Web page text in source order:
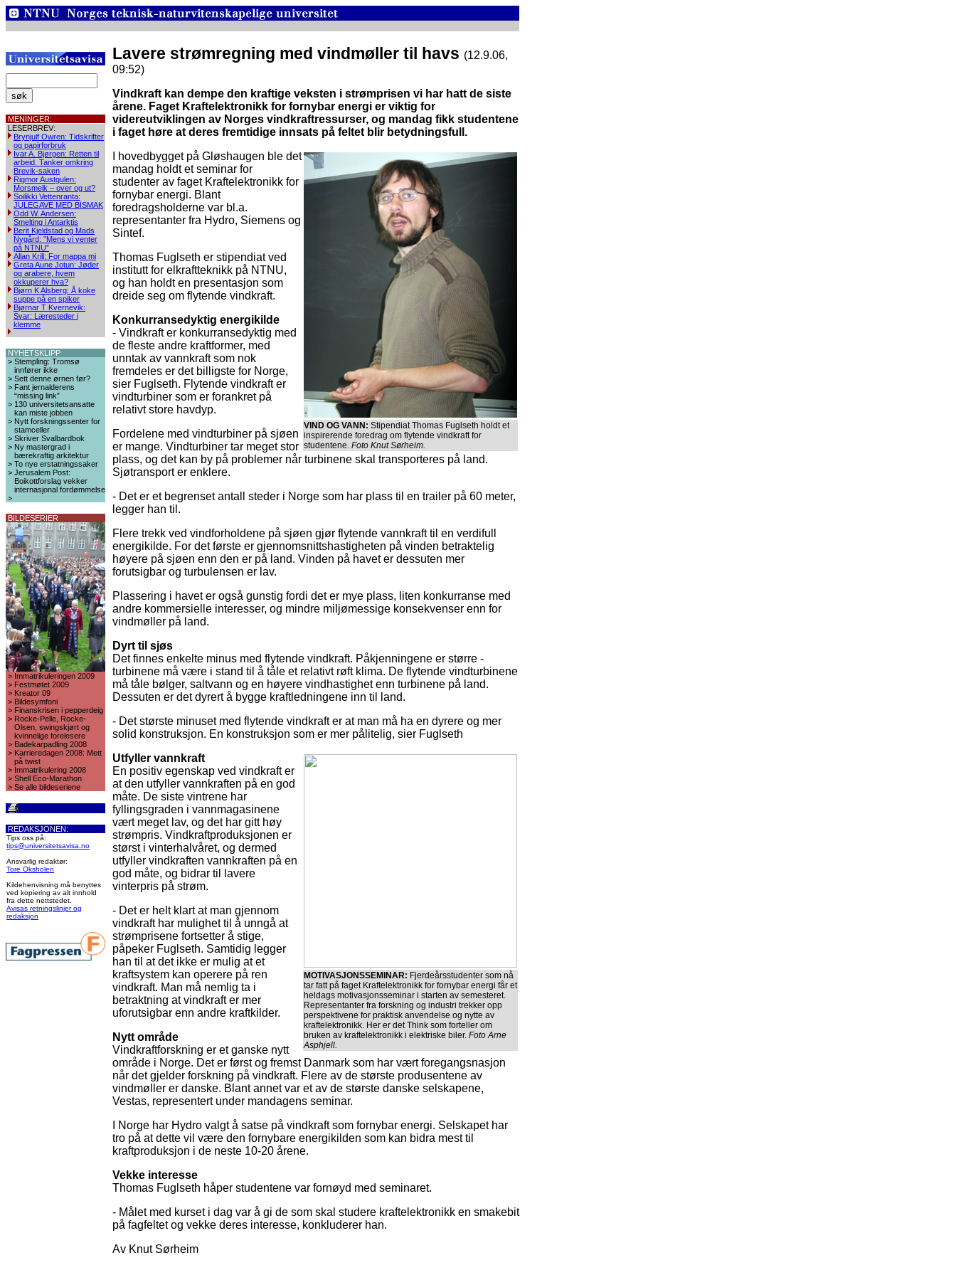
MENINGER:
LESERBREV:
Brynjulf Owren: Tidskrifter
og papirforbruk
Ivar A. Bjørgen: Retten til
arbeid. Tanker omkring
Brevik-saken
Rigmor Austgulen:
Morsmelk – over og ut?
Soilikki Vettenranta:
JULEGAVE MED BISMAK
Odd W. Andersen:
Smelting i Antarktis
Berit Kjeldstad og Mads
Nygård: ”Mens vi venter
på NTNU”
Allan Krill: For mappa mi
Greta Aune Jotun: Jøder
og arabere, hvem
okkuperer hva?
Bjørn K Alsberg: Å koke
suppe på en spiker
Bjørnar T Kvernevik:
Svar: Læresteder i
klemme
NYHETSKLIPP
> Stempling: Tromsø
innfører ikke
> Sett denne ørnen før?
> Fant jernalderens
“missing link”
> 130 universitetsansatte
kan miste jobben
> Nytt forskningssenter for
stamceller
> Skriver Svalbardbok
> Ny mastergrad i
bærekraftig arkitektur
> To nye erstatningssaker
> Jerusalem Post:
Boikottforslag vekker
internasjonal fordømmelse
>
BILDESERIER
> Immatrikuleringen 2009
> Festmøtet 2009
> Kreator 09
> Bildesymfoni
> Finanskrisen i pepperdeig
> Rocke-Pelle, Rocke-
Olsen, swingskjørt og
kvinnelige forelesere
> Badekarpadling 2008
> Karrieredagen 2008: Mett
på twist
> Immatrikulering 2008
> Shell Eco-Marathon
> Se alle bildeseriene
REDAKSJONEN:
Tips oss på:
tips@universitetsavisa.no
Ansvarlig redaktør:
Tore Oksholen
Kildehenvisning må benyttes
ved kopiering av alt innhold
fra dette nettstedet.
Avisas retningslinjer og
redaksjon
Lavere strømregning med vindmøller til havs (12.9.06,
09:52)
Vindkraft kan dempe den kraftige veksten i strømprisen vi har hatt de siste
årene. Faget Kraftelektronikk for fornybar energi er viktig for
videreutviklingen av Norges vindkraftressurser, og mandag fikk studentene
i faget høre at deres fremtidige innsats på feltet blir betydningsfull.
VIND OG VANN: Stipendiat Thomas Fuglseth holdt et
inspirerende foredrag om flytende vindkraft for
studentene. Foto Knut Sørheim.
I hovedbygget på Gløshaugen ble det
mandag holdt et seminar for
studenter av faget Kraftelektronikk for
fornybar energi. Blant
foredragsholderne var bl.a.
representanter fra Hydro, Siemens og
Sintef.
Thomas Fuglseth er stipendiat ved
institutt for elkraftteknikk på NTNU,
og han holdt en presentasjon som
dreide seg om flytende vindkraft.
Konkurransedyktig energikilde
- Vindkraft er konkurransedyktig med
de fleste andre kraftformer, med
unntak av vannkraft som nok
fremdeles er det billigste for Norge,
sier Fuglseth. Flytende vindkraft er
vindturbiner som er forankret på
relativt store havdyp.
Fordelene med vindturbiner på sjøen
er mange. Vindturbiner tar meget stor
plass, og det kan by på problemer når turbinene skal transporteres på land.
Sjøtransport er enklere.
- Det er et begrenset antall steder i Norge som har plass til en trailer på 60 meter,
legger han til.
Flere trekk ved vindforholdene på sjøen gjør flytende vannkraft til en verdifull
energikilde. For det første er gjennomsnittshastigheten på vinden betraktelig
høyere på sjøen enn den er på land. Vinden på havet er dessuten mer
forutsigbar og turbulensen er lav.
Plassering i havet er også gunstig fordi det er mye plass, liten konkurranse med
andre kommersielle interesser, og mindre miljømessige konsekvenser enn for
vindmøller på land.
Dyrt til sjøs
Det finnes enkelte minus med flytende vindkraft. Påkjenningene er større -
turbinene må være i stand til å tåle et relativt røft klima. De flytende vindturbinene
må tåle bølger, saltvann og en høyere vindhastighet enn turbinene på land.
Dessuten er det dyrert å bygge kraftledningene inn til land.
- Det største minuset med flytende vindkraft er at man må ha en dyrere og mer
solid konstruksjon. En konstruksjon som er mer pålitelig, sier Fuglseth
MOTIVASJONSSEMINAR: Fjerdeårsstudenter som nå
tar fatt på faget Kraftelektronikk for fornybar energi får et
heldags motivasjonsseminar i starten av semesteret.
Representanter fra forskning og industri trekker opp
perspektivene for praktisk anvendelse og nytte av
kraftelektronikk. Her er det Think som forteller om
bruken av kraftelektronikk i elektriske biler. Foto Arne
Asphjell.
Utfyller vannkraft
En positiv egenskap ved vindkraft er
at den utfyller vannkraften på en god
måte. De siste vintrene har
fyllingsgraden i vannmagasinene
vært meget lav, og det har gitt høy
strømpris. Vindkraftproduksjonen er
størst i vinterhalvåret, og dermed
utfyller vindkraften vannkraften på en
god måte, og bidrar til lavere
vinterpris på strøm.
- Det er helt klart at man gjennom
vindkraft har mulighet til å unngå at
strømprisene fortsetter å stige,
påpeker Fuglseth. Samtidig legger
han til at det ikke er mulig at et
kraftsystem kan operere på ren
vindkraft. Man må nemlig ta i
betraktning at vindkraft er mer
uforutsigbar enn andre kraftkilder.
Nytt område
Vindkraftforskning er et ganske nytt
område i Norge. Det er først og fremst Danmark som har vært foregangsnasjon
når det gjelder forskning på vindkraft. Flere av de største produsentene av
vindmøller er danske. Blant annet var et av de største danske selskapene,
Vestas, representert under mandagens seminar.
I Norge har Hydro valgt å satse på vindkraft som fornybar energi. Selskapet har
tro på at dette vil være den fornybare energikilden som kan bidra mest til
kraftproduksjon i de neste 10-20 årene.
Vekke interesse
Thomas Fuglseth håper studentene var fornøyd med seminaret.
- Målet med kurset i dag var å gi de som skal studere kraftelektronikk en smakebit
på fagfeltet og vekke deres interesse, konkluderer han.
Av Knut Sørheim